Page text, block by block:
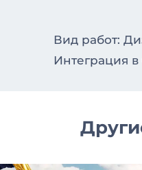
Вид работ:
Интеграция в